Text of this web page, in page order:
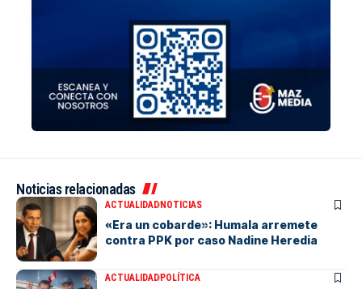
Noticias relacionadas
ACTUALIDADNOTICIAS
«Era un cobarde»: Humala arremete
contra PPK por caso Nadine Heredia
ACTUALIDADPOLÍTICA